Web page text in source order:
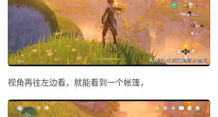
视角再往左边看，就能看到一个帐篷，